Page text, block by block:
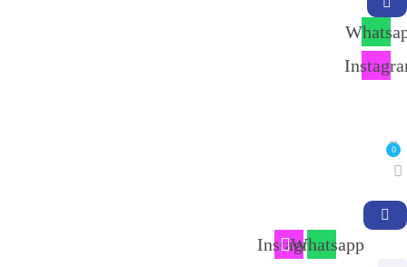
0
Whatsapp
Instagram